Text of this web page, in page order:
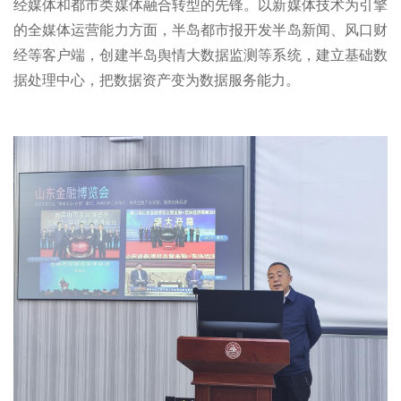
经媒体和都市类媒体融合转型的先锋。以新媒体技术为引擎
的全媒体运营能力方面，半岛都市报开发半岛新闻、风口财
经等客户端，创建半岛舆情大数据监测等系统，建立基础数
据处理中心，把数据资产变为数据服务能力。